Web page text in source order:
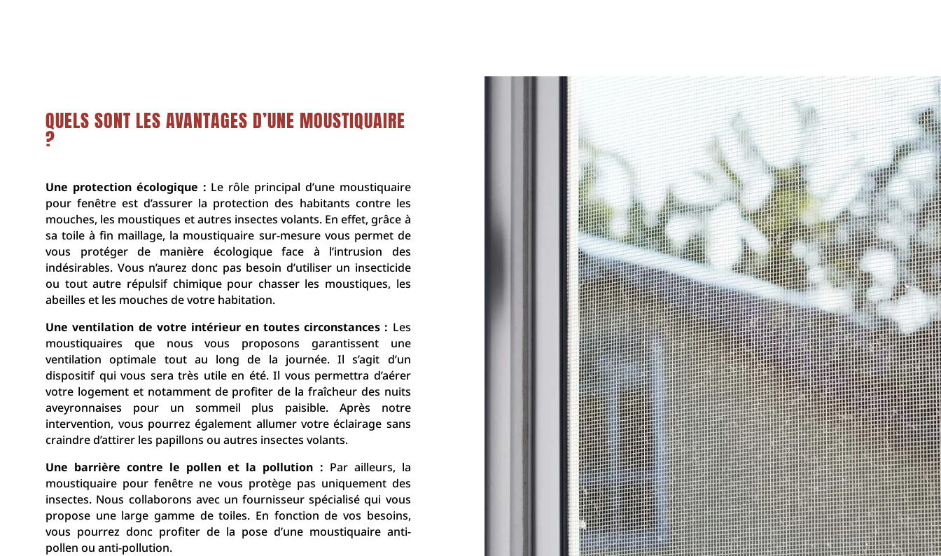
QUELS SONT LES AVANTAGES D’UNE MOUSTIQUAIRE
?
Une protection écologique : Le rôle principal d’une moustiquaire
pour fenêtre est d’assurer la protection des habitants contre les
mouches, les moustiques et autres insectes volants. En effet, grâce à
sa toile à fin maillage, la moustiquaire sur-mesure vous permet de
vous protéger de manière écologique face à l’intrusion des
indésirables. Vous n’aurez donc pas besoin d’utiliser un insecticide
ou tout autre répulsif chimique pour chasser les moustiques, les
abeilles et les mouches de votre habitation.
Une ventilation de votre intérieur en toutes circonstances : Les
moustiquaires que nous vous proposons garantissent une
ventilation optimale tout au long de la journée. Il s’agit d’un
dispositif qui vous sera très utile en été. Il vous permettra d’aérer
votre logement et notamment de profiter de la fraîcheur des nuits
aveyronnaises pour un sommeil plus paisible. Après notre
intervention, vous pourrez également allumer votre éclairage sans
craindre d’attirer les papillons ou autres insectes volants.
Une barrière contre le pollen et la pollution : Par ailleurs, la
moustiquaire pour fenêtre ne vous protège pas uniquement des
insectes. Nous collaborons avec un fournisseur spécialisé qui vous
propose une large gamme de toiles. En fonction de vos besoins,
vous pourrez donc profiter de la pose d’une moustiquaire anti-
pollen ou anti-pollution.